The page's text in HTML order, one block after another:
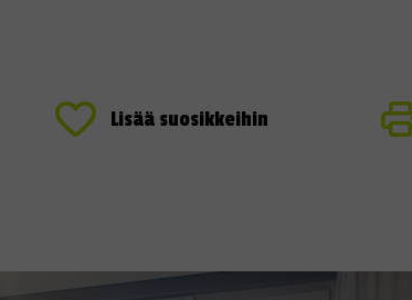
Lisää suosikkeihin